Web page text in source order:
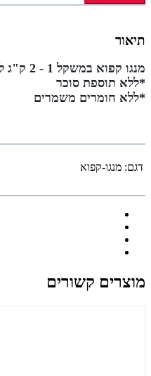
תיאור
מנגו קפוא במשקל 1 - 2 ק"ג לפי בחירה
*ללא תוספת סוכר
*ללא חומרים משמרים
דגם: מנגו-קפוא
מוצרים קשורים